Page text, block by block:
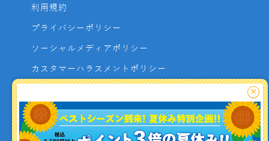
利用規約
プライバシーポリシー
ソーシャルメディアポリシー
カスタマーハラスメントポリシー
よくあるご質問
お問い合わせ
×